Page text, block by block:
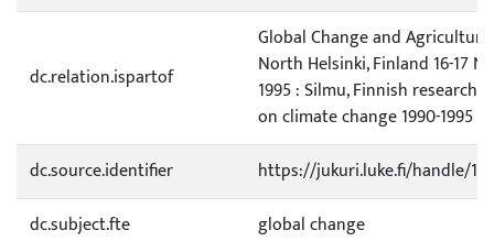
dc.relation.ispartof
Global Change and
North Helsinki, Finland 16-17
1995 : Silmu, Finnish research
on climate change 1990-1995
dc.source.identifier
https://jukuri.luke.fi/handle/
dc.subject.fte
global change